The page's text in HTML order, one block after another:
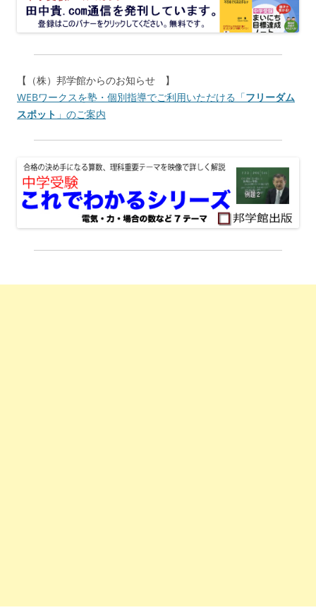
【（株）邦学館からのお知らせ 】
WEBワークスを塾・個別指導でご利用いただける「フリーダム
スポット 」のご案内